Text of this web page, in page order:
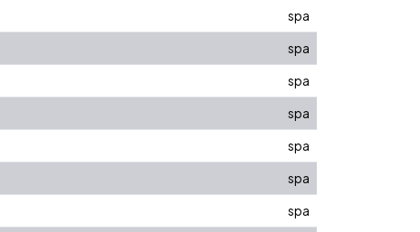
spa
spa
spa
spa
spa
spa
spa